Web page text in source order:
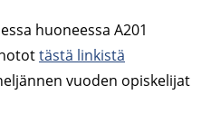
huo­nees­sa A201
tästä lin­kis­tä
vuo­den opis­ke­li­jat